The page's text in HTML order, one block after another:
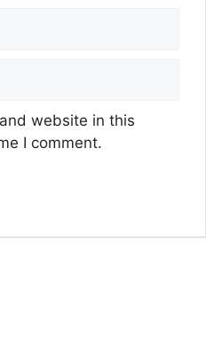
website in this
I comment.